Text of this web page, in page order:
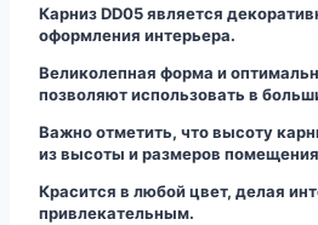
Карниз DD05 является
оформления интерьера.
Великолепная форма и
позволяют использовать в
Важно отметить, что высоту
из высоты и размеров
Красится в любой цвет, делая
привлекательным.